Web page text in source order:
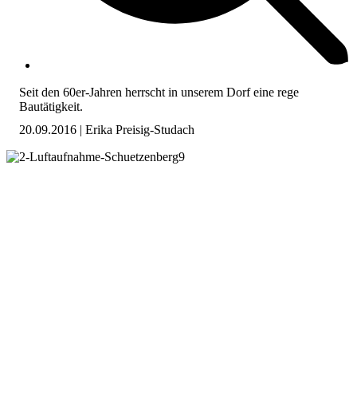
Seit den 60er-Jahren herrscht in unserem Dorf eine rege
Bautätigkeit.
20.09.2016 | Erika Preisig-Studach